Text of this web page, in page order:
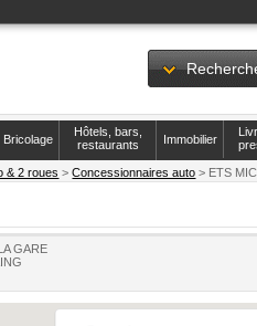
Bricolage
Hôtels, bars,
restaurants
Immobilier
& 2 roues >Concessionnaires auto > ETS
GARE